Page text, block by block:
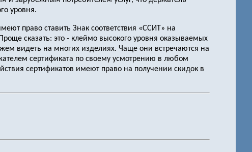
уровня.
право ставить Знак соответствия «ССИТ» на
сказать: это - клеймо высокого уровня оказываемых
видеть на многих изделиях. Чаще они встречаются на
сертификата по своему усмотрению в любом
сертификатов имеют право на получении скидок в